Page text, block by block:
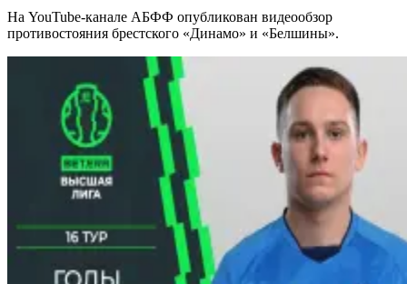
На YouTube-канале АБФФ опубликован видеообзор
противостояния брестского «Динамо» и «Белшины».